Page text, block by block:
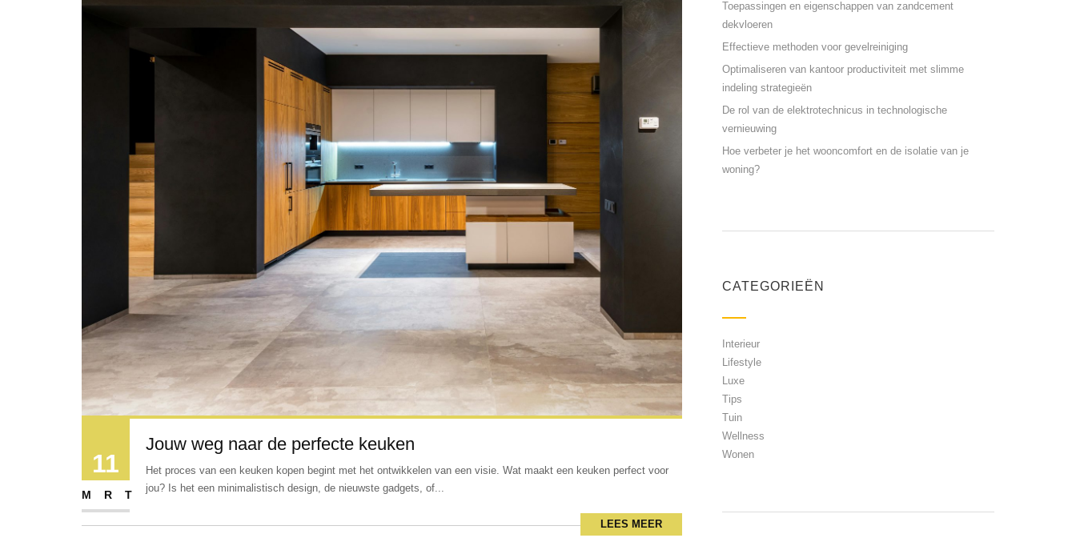
11
MRT
Jouw weg naar de perfecte keuken
Het proces van een keuken kopen begint met het ontwikkelen van een visie. Wat maakt een keuken perfect voor
jou? Is het een minimalistisch design, de nieuwste gadgets, of...
LEES MEER
Toepassingen en eigenschappen van zandcement
dekvloeren
Effectieve methoden voor gevelreiniging
Optimaliseren van kantoor productiviteit met slimme
indeling strategieën
De rol van de elektrotechnicus in technologische
vernieuwing
Hoe verbeter je het wooncomfort en de isolatie van je
woning?
CATEGORIEËN
Interieur
Lifestyle
Luxe
Tips
Tuin
Wellness
Wonen